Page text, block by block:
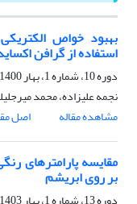
بهبود خواص
استفاده از گرافن
دوره 10، شماره 1، بهار 1400، صفحه
نجمه علیزاده، محمد
مشاهده مقاله
اصل
مقایسه پارامترهای
بر روی ابریشم